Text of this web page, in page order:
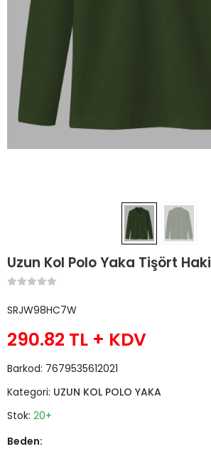
Uzun Kol Polo Yaka Tişört Haki
SRJW98HC7W
290.82 TL + KDV
Barkod: 7679535612021
Kategori: UZUN KOL POLO YAKA
Stok: 20+
Beden: